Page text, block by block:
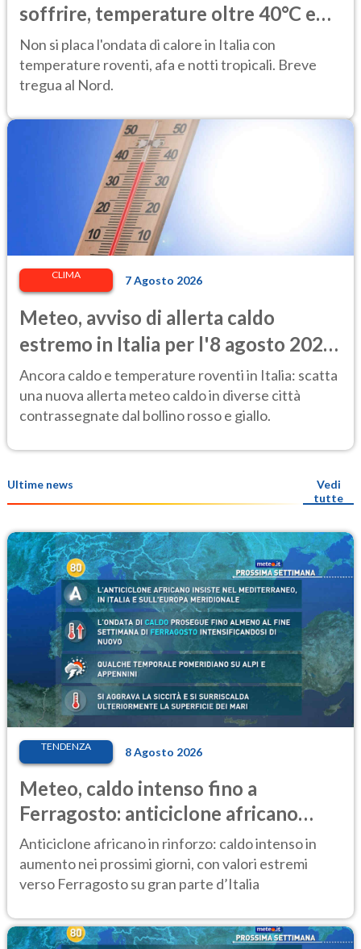
soffrire, temperature oltre 40°C e
afa per altri 10 giorni
Non si placa l'ondata di calore in Italia con
temperature roventi, afa e notti tropicali. Breve
tregua al Nord.
CLIMA 7 Agosto 2026
Meteo, avviso di allerta caldo
estremo in Italia per l'8 agosto 2026:
le città a rischio per il Ministero della
Salute
Ancora caldo e temperature roventi in Italia: scatta
una nuova allerta meteo caldo in diverse città
contrassegnate dal bollino rosso e giallo.
Ultime news
Vedi
tutte
TENDENZA 8 Agosto 2026
Meteo, caldo intenso fino a
Ferragosto: anticiclone africano
ancora protagonista
Anticiclone africano in rinforzo: caldo intenso in
aumento nei prossimi giorni, con valori estremi
verso Ferragosto su gran parte d’Italia